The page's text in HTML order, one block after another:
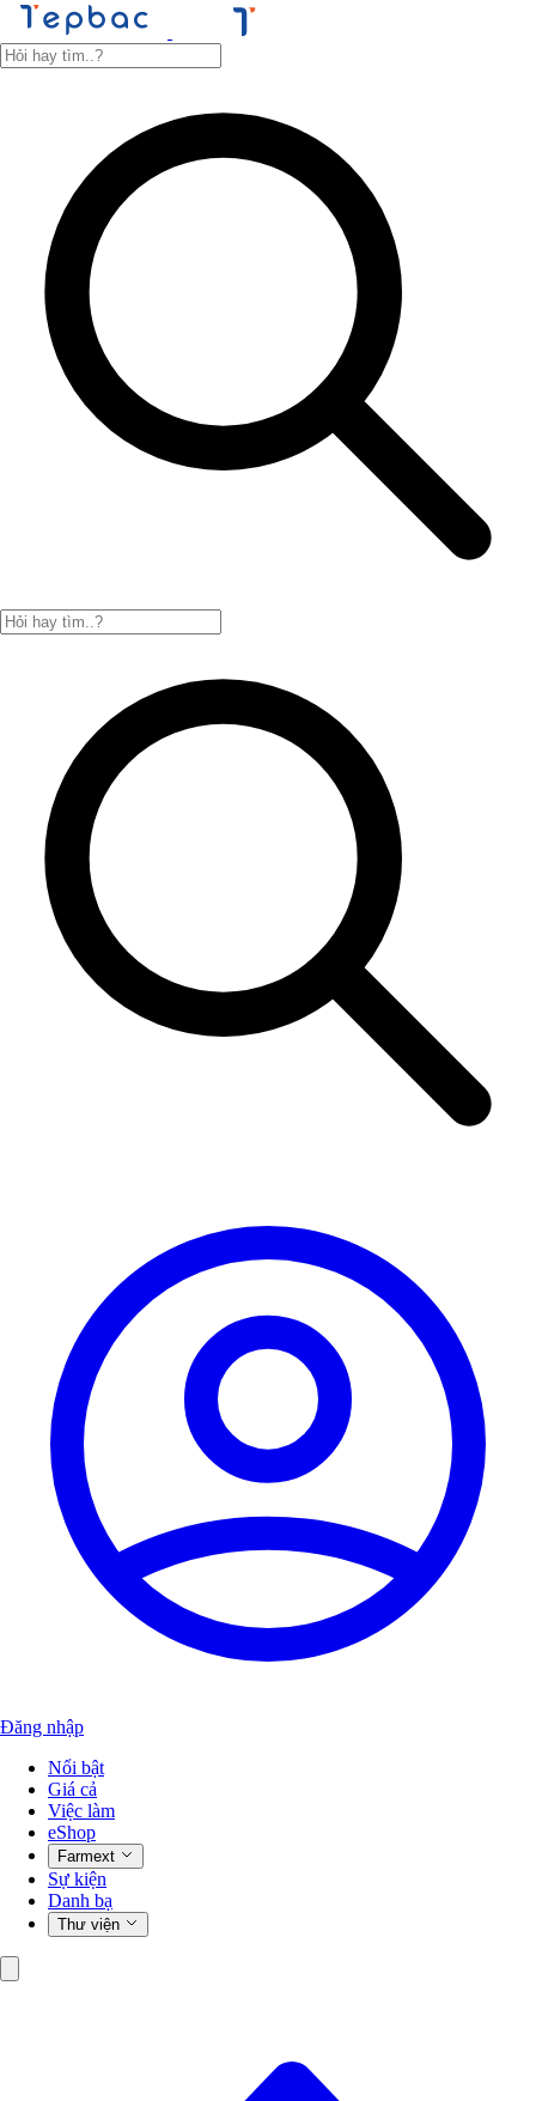
Đăng nhập
Nổi bật
Giá cả
Việc làm
eShop
Farmext
Sự kiện
Danh bạ
Thư viện